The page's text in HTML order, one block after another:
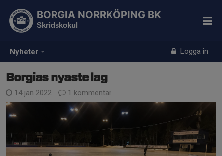
Nyheter Logga in
BORGIA NORRKÖPING BK
Skridskokul
Borgias nyaste lag
14 jan 2022 1 kommentar